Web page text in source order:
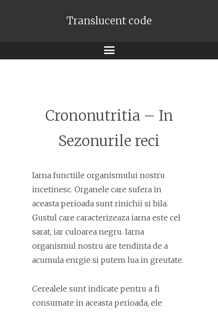
Translucent code
Meniu
Crononutritia – In
Sezonurile reci
Iarna functiile organismului nostru
incetinesc. Organele care sufera in
aceasta perioada sunt rinichii si bila.
Gustul care caracterizeaza iarna este cel
sarat, iar culoarea negru. Iarna
organismul nostru are tendinta de a
acumula enrgie si putem lua in greutate.
Cerealele sunt indicate pentru a fi
consumate in aceasta perioada, ele